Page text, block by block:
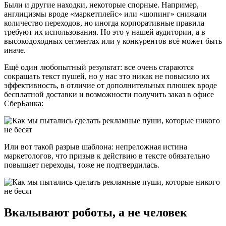
Были и другие находки, некоторые спорные. Например,
англицизмы вроде «маркетплейс» или «шопинг» снижали
количество переходов, но иногда корпоративные правила
требуют их использования. Но это у нашей аудитории, а в
высокодоходных сегментах или у конкурентов всё может быть
иначе.
Ещё один любопытный результат: все очень стараются
сокращать текст пушей, но у нас это никак не повысило их
эффективность, в отличие от дополнительных плюшек вроде
бесплатной доставки и возможности получить заказ в офисе
СберБанка:
Или вот такой разрыв шаблона: непреложная истина
маркетологов, что призыв к действию в тексте обязательно
повышает переходы, тоже не подтвердилась.
Вкалывают роботы, а не человек